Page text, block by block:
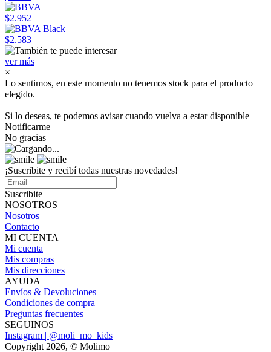
$2.952
$2.583
ver más
×
Lo sentimos, en este momento no tenemos stock para el producto
elegido.
Si lo deseas, te podemos avisar cuando vuelva a estar disponible
Notificarme
No gracias
¡Suscribite y recibí todas nuestras novedades!
Suscribite
NOSOTROS
Nosotros
Contacto
MI CUENTA
Mi cuenta
Mis compras
Mis direcciones
AYUDA
Envíos & Devoluciones
Condiciones de compra
Preguntas frecuentes
SEGUINOS
Instagram | @moli_mo_kids
Copyright 2026, © Molimo